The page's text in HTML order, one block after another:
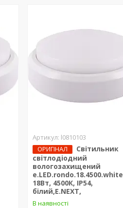
l0810103
ОРИГІНАЛ
Світильник
світлодіодний
вологозахищений
18Вт, 4500К, IP54,
білий,E.NEXT,
В наявності